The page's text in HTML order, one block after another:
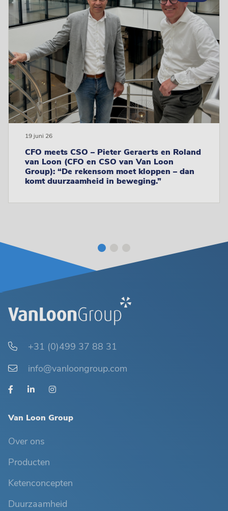
CFO meets CSO – Pieter Geraerts en Roland
van Loon (CFO en CSO van Van Loon
Group): “De rekensom moet kloppen – dan
komt duurzaamheid in beweging.”
19 juni 26
+31 (0)499 37 88 31
info@vanloongroup.com
Van Loon Group
Over ons
Producten
Ketenconcepten
Duurzaamheid